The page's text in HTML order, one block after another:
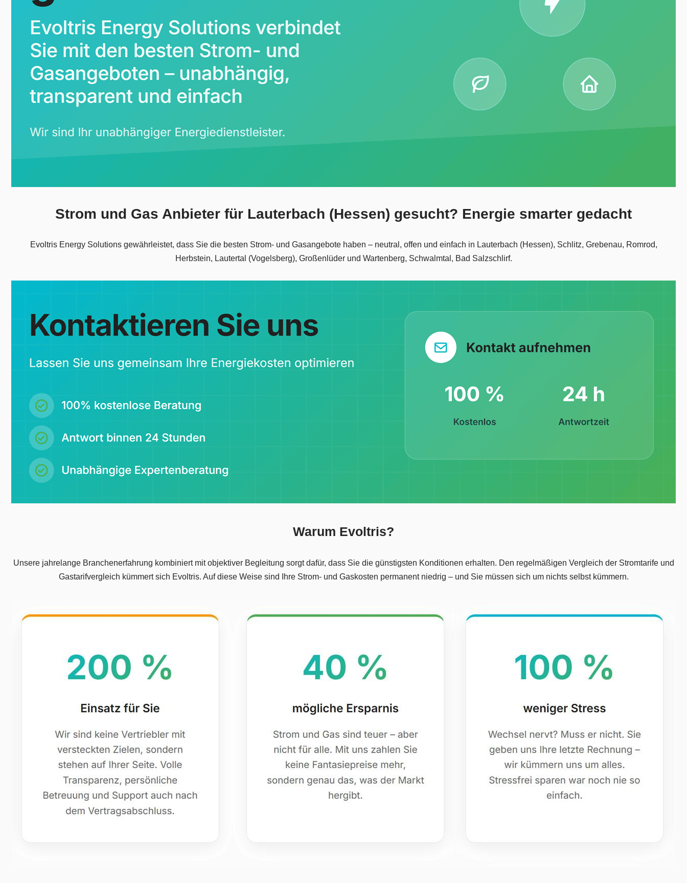
Strom und Gas Anbieter für Lauterbach (Hessen) gesucht? Energie smarter gedacht
Evoltris Energy Solutions gewährleistet, dass Sie die besten Strom- und Gasangebote haben – neutral, offen und einfach in Lauterbach (Hessen), Schlitz, Grebenau, Romrod,
Herbstein, Lautertal (Vogelsberg), Großenlüder und Wartenberg, Schwalmtal, Bad Salzschlirf.
Warum Evoltris?
Unsere jahrelange Branchenerfahrung kombiniert mit objektiver Begleitung sorgt dafür, dass Sie die günstigsten Konditionen erhalten. Den regelmäßigen Vergleich der Stromtarife und
Gastarifvergleich kümmert sich Evoltris. Auf diese Weise sind Ihre Strom- und Gaskosten permanent niedrig – und Sie müssen sich um nichts selbst kümmern.